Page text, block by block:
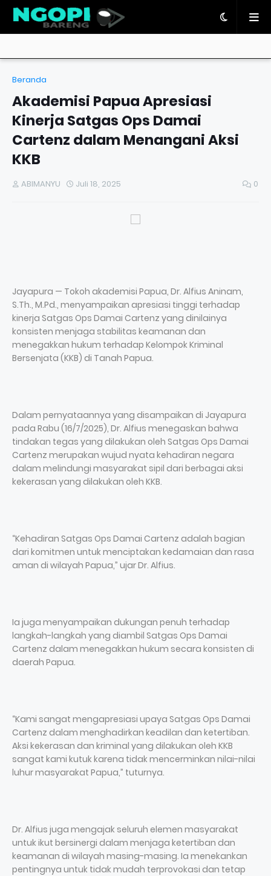
Beranda
Akademisi Papua Apresiasi
Kinerja Satgas Ops Damai
Cartenz dalam Menangani Aksi
KKB
ABIMANYU Juli 18, 2025 0
Jayapura — Tokoh akademisi Papua, Dr. Alfius Aninam,
S.Th., M.Pd., menyampaikan apresiasi tinggi terhadap
kinerja Satgas Ops Damai Cartenz yang dinilainya
konsisten menjaga stabilitas keamanan dan
menegakkan hukum terhadap Kelompok Kriminal
Bersenjata (KKB) di Tanah Papua.
Dalam pernyataannya yang disampaikan di Jayapura
pada Rabu (16/7/2025), Dr. Alfius menegaskan bahwa
tindakan tegas yang dilakukan oleh Satgas Ops Damai
Cartenz merupakan wujud nyata kehadiran negara
dalam melindungi masyarakat sipil dari berbagai aksi
kekerasan yang dilakukan oleh KKB.
“Kehadiran Satgas Ops Damai Cartenz adalah bagian
dari komitmen untuk menciptakan kedamaian dan rasa
aman di wilayah Papua,” ujar Dr. Alfius.
Ia juga menyampaikan dukungan penuh terhadap
langkah-langkah yang diambil Satgas Ops Damai
Cartenz dalam menegakkan hukum secara konsisten di
daerah Papua.
“Kami sangat mengapresiasi upaya Satgas Ops Damai
Cartenz dalam menghadirkan keadilan dan ketertiban.
Aksi kekerasan dan kriminal yang dilakukan oleh KKB
sangat kami kutuk karena tidak mencerminkan nilai-nilai
luhur masyarakat Papua,” tuturnya.
Dr. Alfius juga mengajak seluruh elemen masyarakat
untuk ikut bersinergi dalam menjaga ketertiban dan
keamanan di wilayah masing-masing. Ia menekankan
pentingnya untuk tidak mudah terprovokasi dan tetap